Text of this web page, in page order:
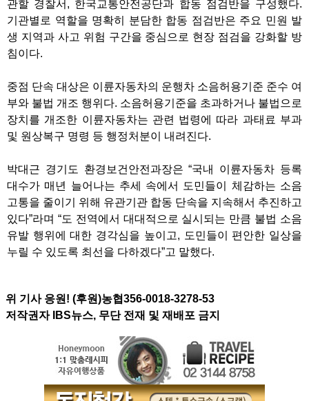
관할 경찰서, 한국교통안전공단과 합동 점검반을 구성했다.
기관별로 역할을 명확히 분담한 합동 점검반은 주요 민원 발
생 지역과 사고 위험 구간을 중심으로 현장 점검을 강화할 방
침이다.
중점 단속 대상은 이륜자동차의 운행차 소음허용기준 준수 여
부와 불법 개조 행위다. 소음허용기준을 초과하거나 불법으로
장치를 개조한 이륜자동차는 관련 법령에 따라 과태료 부과
및 원상복구 명령 등 행정처분이 내려진다.
박대근 경기도 환경보건안전과장은 “국내 이륜자동차 등록
대수가 매년 늘어나는 추세 속에서 도민들이 체감하는 소음
고통을 줄이기 위해 유관기관 합동 단속을 지속해서 추진하고
있다”라며 “도 전역에서 대대적으로 실시되는 만큼 불법 소음
유발 행위에 대한 경각심을 높이고, 도민들이 편안한 일상을
누릴 수 있도록 최선을 다하겠다”고 말했다.
위 기사 응원! (후원)농협356-0018-3278-53
저작권자 IBS뉴스, 무단 전재 및 재배포 금지